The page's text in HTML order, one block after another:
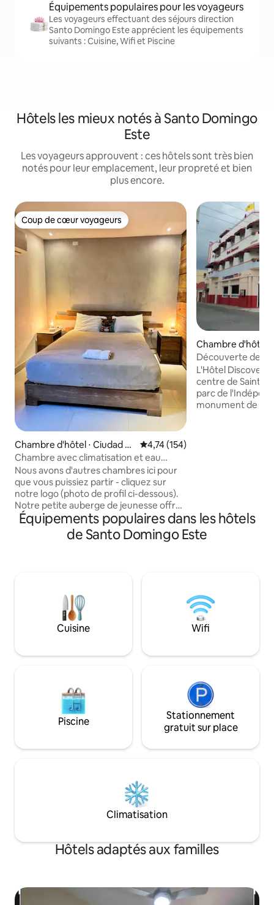
Équipements populaires pour les voyageurs
Les voyageurs effectuant des séjours direction
Santo Domingo Este apprécient les équipements
suivants : Cuisine, Wifi et Piscine
Hôtels les mieux notés à Santo Domingo
Este
Les voyageurs approuvent : ces hôtels sont très bien
notés pour leur emplacement, leur propreté et bien
plus encore.
Coup de cœur voyageurs
Coup de cœur voyageurs
Chambre d'hôtel ⋅ Ciudad C
olonial
Évaluation moyenne sur la
4,74 (154)
Chambre avec climatisation et eau
chaude dans le centre-ville
Nous avons d'autres chambres ici pour
que vous puissiez partir - cliquez sur
notre logo (photo de profil ci-dessous).
Notre petite auberge de jeunesse offre
un excellent rapport qualité prix et une
atmosphère accueillante. Nous sommes
situés en plein cœur de la « zone
Chinatown et de profiter de ses
délicieuses offres culinaires, ainsi que la
musique live du groupe Bonye lors du
concert hebdomadaire gratuit à
Chambre d'hôtel
onial
Découverte de
L'Hôtel Discovery
centre de Saint-
parc de
monument de la
bains privative
de toilette
Équipements populaires dans les hôtels
de Santo Domingo Este
Cuisine Wifi
Piscine
Stationnement
gratuit sur place
Climatisation
Hôtels adaptés aux familles